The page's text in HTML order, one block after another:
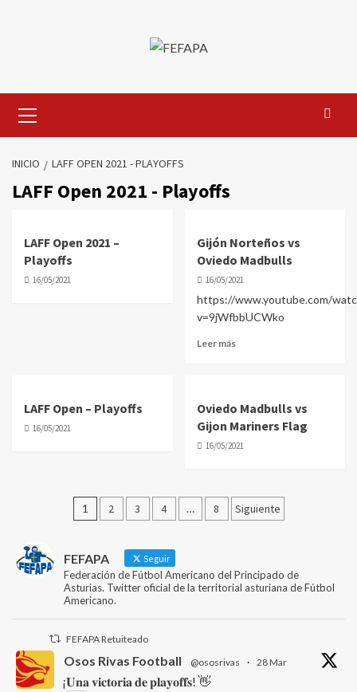
primario
INICIO LAFF OPEN 2021 - PLAYOFFS
LAFF Open 2021 - Playoffs
LAFF Open 2021 –
Playoffs
16/05/2021
Gijón Norteños vs
Oviedo Madbulls
16/05/2021
https://www.youtube.com/
v=9jWfbbUCWko
Leer más
LAFF Open – Playoffs
16/05/2021
Oviedo Madbulls vs
Gijon Mariners Flag
16/05/2021
Paginación
entradas
1 2 3 4 … 8 Siguiente
FEFAPA Seguir
Federación de Fútbol Americano del Principado de
Asturias. Twitter oficial de la territorial asturiana de Fútbol
Americano.
FEFAPA Retuiteado
Osos Rivas Football @ososrivas · 28 Mar
¡𝐔𝐧𝐚 𝐯𝐢𝐜𝐭𝐨𝐫𝐢𝐚 𝐝𝐞 𝐩𝐥𝐚𝐲𝐨𝐟𝐟𝐬! 👋